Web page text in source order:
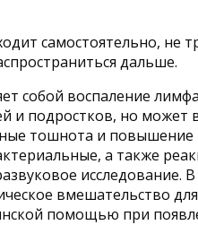
самостоятельно, не
дальше.
собой воспаление
и подростков, но
тошнота и
а также
исследование.
вмешательство
помощью при